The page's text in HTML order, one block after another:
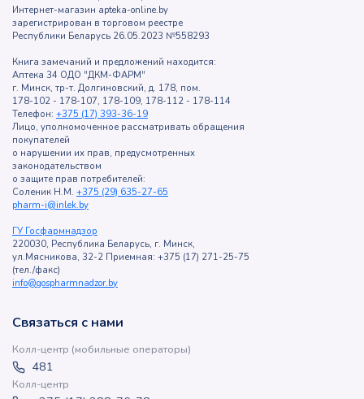
Интернет-магазин apteka-online.by
зарегистрирован в торговом реестре
Республики Беларусь 26.05.2023 №558293
Книга замечаний и предложений находится:
Аптека 34 ОДО "ДКМ-ФАРМ"
г. Минск, тр-т. Долгиновский, д. 178, пом.
178-102 - 178-107, 178-109, 178-112 - 178-114
Телефон: +375 (17) 393-36-19
Лицо, уполномоченное рассматривать обращения
покупателей
о нарушении их прав, предусмотренных
законодательством
о защите прав потребителей:
Соленик Н.М. +375 (29) 635-27-65
pharm-i@inlek.by
ГУ Госфармнадзор
220030, Республика Беларусь, г. Минск,
ул.Мясникова, 32-2 Приемная: +375 (17) 271-25-75
(тел./факс)
info@gospharmnadzor.by
Связаться с нами
Колл-центр (мобильные операторы)
481
Колл-центр